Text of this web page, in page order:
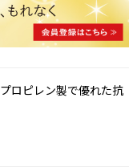
ロピレン製で優れた抗